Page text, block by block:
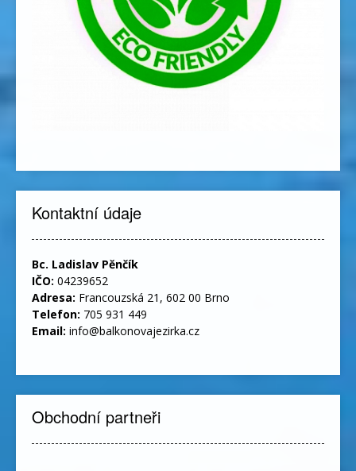
Kontaktní údaje
Bc. Ladislav Pěnčík
IČO: 04239652
Adresa: Francouzská 21, 602 00 Brno
Telefon: 705 931 449
Email: info@balkonovajezirka.cz
Obchodní partneři